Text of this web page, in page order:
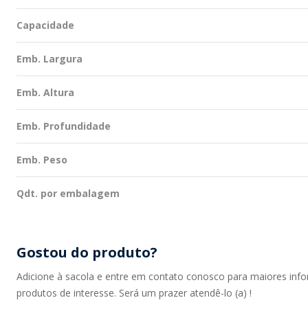
Capacidade
Emb. Largura
Emb. Altura
Emb. Profundidade
Emb. Peso
Qdt. por embalagem
Gostou do produto?
Adicione à sacola e entre em contato conosco para maiores
produtos de interesse. Será um prazer atendê-lo (a) !